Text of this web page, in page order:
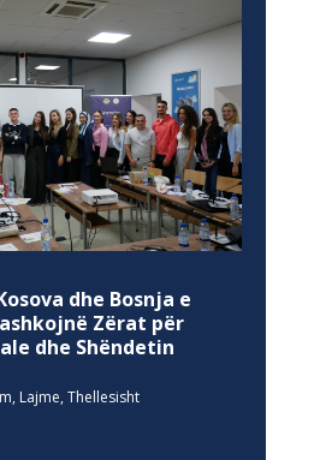
dhe Bosnja e
Zërat për
dhe Shëndetin
, Lajme, Thellesisht